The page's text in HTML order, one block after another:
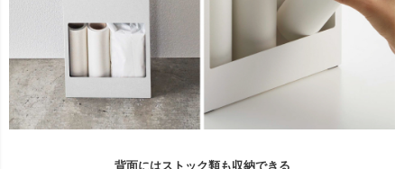
背面にはストック類も収納できる